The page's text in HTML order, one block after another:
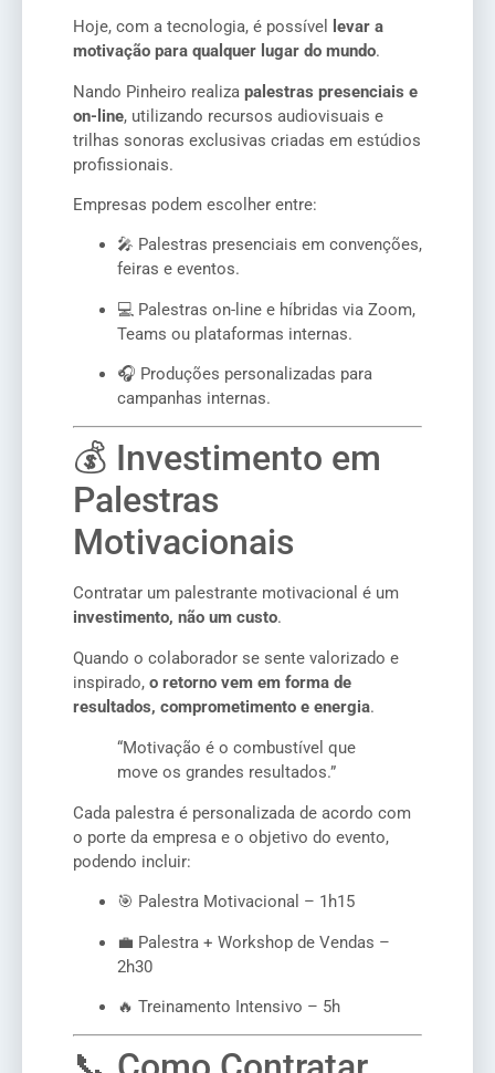
Hoje, com a tecnologia, é possível
levar a
motivação para qualquer lugar do mundo.
Nando Pinheiro realiza palestras presenciais e
on-line, utilizando recursos audiovisuais e
trilhas sonoras exclusivas criadas em estúdios
profissionais.
Empresas podem escolher entre:
🎤 Palestras presenciais em convenções,
feiras e eventos.
💻 Palestras on-line e híbridas via Zoom,
Teams ou plataformas internas.
🎧 Produções personalizadas para
campanhas internas.
💰 Investimento em
Palestras
Motivacionais
Contratar um palestrante motivacional é um
investimento, não um custo.
Quando o colaborador se sente valorizado e
inspirado, o retorno vem em forma de
resultados, comprometimento e energia.
“Motivação é o combustível que
move os grandes resultados.”
Cada palestra é personalizada de acordo com
o porte da empresa e o objetivo do evento,
podendo incluir:
🎯 Palestra Motivacional – 1h15
💼 Palestra + Workshop de Vendas –
2h30
🔥 Treinamento Intensivo – 5h